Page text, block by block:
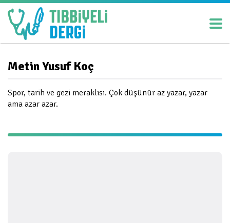
Metin Yusuf Koç
Spor, tarih ve gezi meraklısı. Çok düşünür az yazar, yazar
ama azar azar.